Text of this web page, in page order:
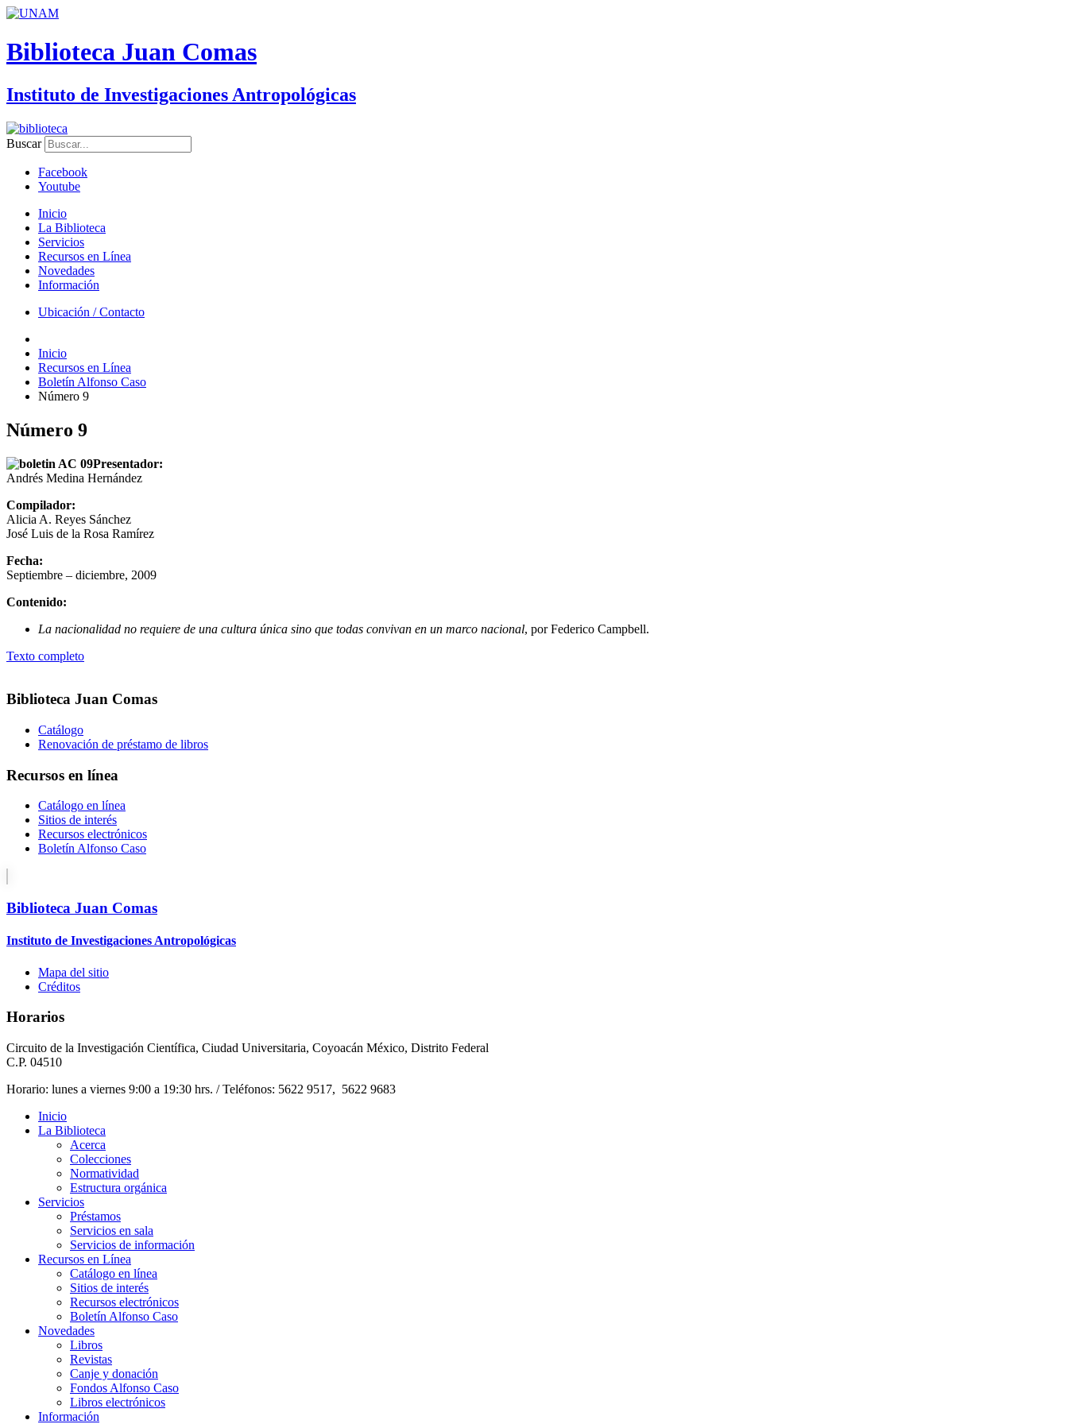
Biblioteca Juan Comas
Instituto de Investigaciones Antropológicas
Buscar
Facebook
Youtube
Inicio
La Biblioteca
Servicios
Recursos en Línea
Novedades
Información
Ubicación / Contacto
Inicio
Recursos en Línea
Boletín Alfonso Caso
Número 9
Número 9
Presentador:
Andrés Medina Hernández
Compilador:
Alicia A. Reyes Sánchez
José Luis de la Rosa Ramírez
Fecha:
Septiembre – diciembre, 2009
Contenido:
La nacionalidad no requiere de una cultura única sino que todas convivan en un marco nacional, por Federico Campbell.
Texto completo
Biblioteca Juan Comas
Catálogo
Renovación de préstamo de libros
Recursos en línea
Catálogo en línea
Sitios de interés
Recursos electrónicos
Boletín Alfonso Caso
Biblioteca Juan Comas
Instituto de Investigaciones Antropológicas
Mapa del sitio
Créditos
Horarios
Circuito de la Investigación Científica, Ciudad Universitaria, Coyoacán México, Distrito Federal
C.P. 04510
Horario: lunes a viernes 9:00 a 19:30 hrs. / Teléfonos: 5622 9517, 5622 9683
Inicio
La Biblioteca
Acerca
Colecciones
Normatividad
Estructura orgánica
Servicios
Préstamos
Servicios en sala
Servicios de información
Recursos en Línea
Catálogo en línea
Sitios de interés
Recursos electrónicos
Boletín Alfonso Caso
Novedades
Libros
Revistas
Canje y donación
Fondos Alfonso Caso
Libros electrónicos
Información